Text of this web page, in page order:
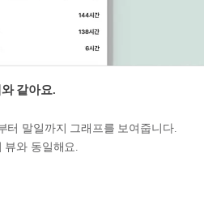
같아요.
터 말일까지 그래프를 보여줍니다.
와 동일해요.